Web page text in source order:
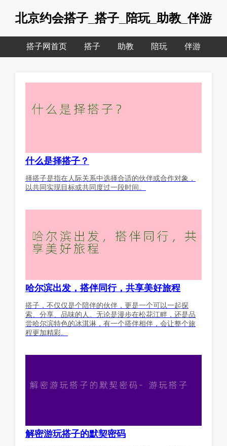
北京约会搭子_搭子_陪玩_助教_伴游
搭子网首页 搭子 助教 陪玩 伴游
什么是择搭子？
择搭子是指在人际关系中选择合适的伙伴或合作对象，
以共同实现目标或共同度过一段时间。
哈尔滨出发，搭伴同行，共享美好旅程
搭子，不仅仅是个陪伴的伙伴，更是一个可以一起探
索、分享、品味的人。无论是漫步在松花江畔，还是品
尝哈尔滨特色的冰淇淋，有一个搭伴相伴，会让整个旅
程更加精彩。
解密游玩搭子的默契密码